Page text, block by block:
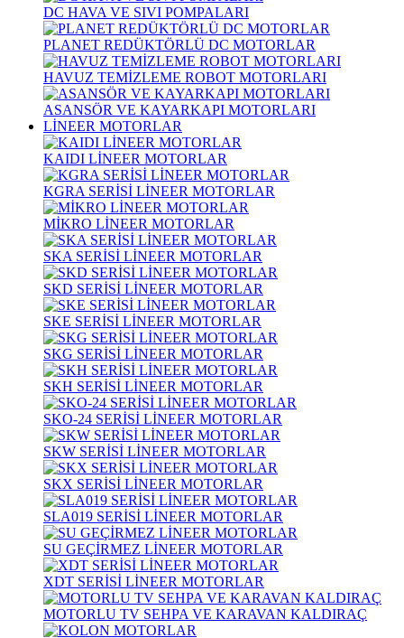
DC HAVA VE SIVI POMPALARI
PLANET REDÜKTÖRLÜ DC MOTORLAR
HAVUZ TEMİZLEME ROBOT MOTORLARI
ASANSÖR VE KAYARKAPI MOTORLARI
LİNEER MOTORLAR
KAIDI LİNEER MOTORLAR
KGRA SERİSİ LİNEER MOTORLAR
MİKRO LİNEER MOTORLAR
SKA SERİSİ LİNEER MOTORLAR
SKD SERİSİ LİNEER MOTORLAR
SKE SERİSİ LİNEER MOTORLAR
SKG SERİSİ LİNEER MOTORLAR
SKH SERİSİ LİNEER MOTORLAR
SKO-24 SERİSİ LİNEER MOTORLAR
SKW SERİSİ LİNEER MOTORLAR
SKX SERİSİ LİNEER MOTORLAR
SLA019 SERİSİ LİNEER MOTORLAR
SU GEÇİRMEZ LİNEER MOTORLAR
XDT SERİSİ LİNEER MOTORLAR
MOTORLU TV SEHPA VE KARAVAN KALDIRAÇ